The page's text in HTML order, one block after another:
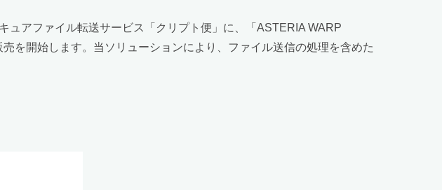
アファイル転送サービス「クリプト便」に、「ASTERIA WARP
を開始します。当ソリューションにより、ファイル送信の処理を含めた